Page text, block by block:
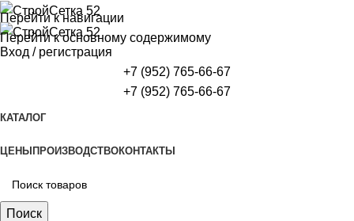
Перейти к навигации
Перейти к основному содержимому
Вход / регистрация
+7 (952) 765-66-67
+7 (952) 765-66-67
КАТАЛОГ
ЦЕНЫПРОИЗВОДСТВОКОНТАКТЫ
Поиск